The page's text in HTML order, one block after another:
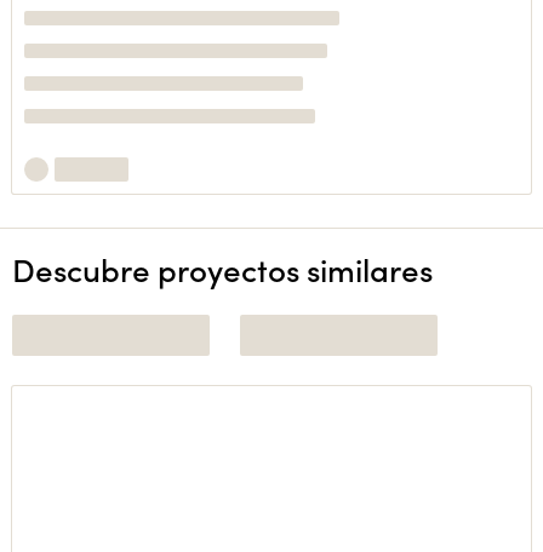
Descubre proyectos similares